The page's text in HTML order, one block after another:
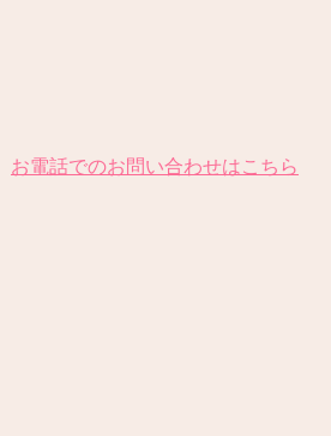
お電話でのお問い合わせはこちら